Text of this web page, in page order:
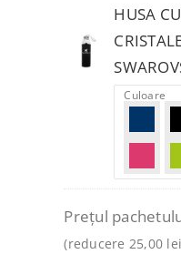
HUSA CU
Culoare
Prețul
(reducere 25,00